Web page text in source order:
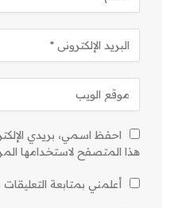
احفظ اسمي، بريدي
هذا المتصفح لاستخدامها
أعلمني بمتابعة التعليقات